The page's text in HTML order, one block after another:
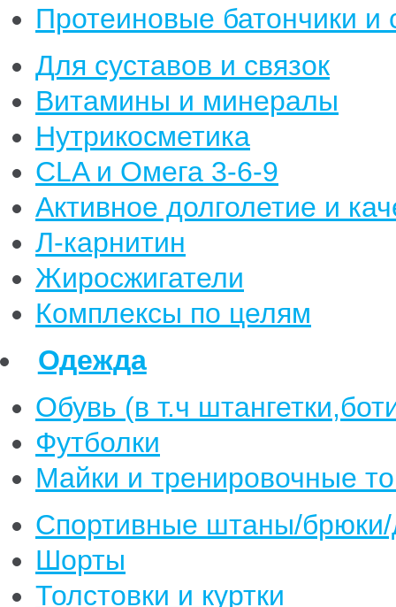
Протеиновые батончики и
Для суставов и связок
Витамины и минералы
Нутрикосметика
CLA и Омега 3-6-9
Активное долголетие и
Л-карнитин
Жиросжигатели
Комплексы по целям
Одежда
Обувь (в т.ч
Футболки
Майки и тренировочные
Спортивные штаны/
Шорты
Толстовки и куртки